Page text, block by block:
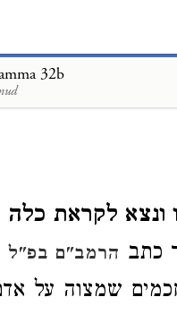
32b
ונצא לקראת
כתב הרמב"ם
שמצוה על אדם